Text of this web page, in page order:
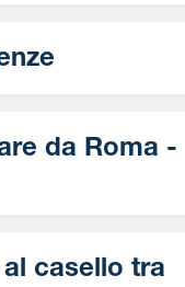
- Firenze
-
casello tra